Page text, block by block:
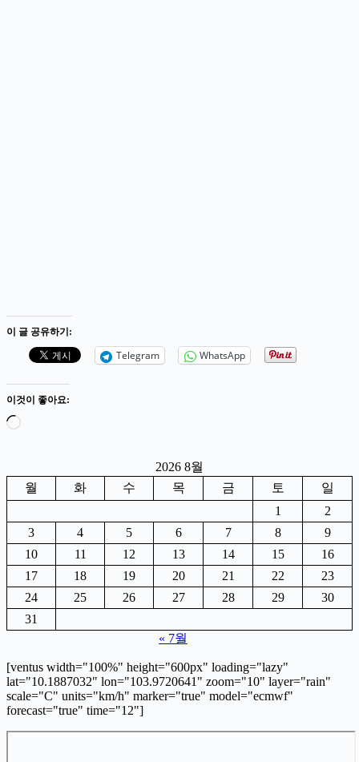
이 글 공유하기:
Telegram WhatsApp
이것이 좋아요:
로
2026 8월
월
화 수 목 금 토
일
1
2
3
4 5 6 7 8
9
10
11 12 13 14 15
16
17
18 19 20 21 22
23
24
25 26 27 28 29
30
31
« 7월
[ventus width="100%" height="600px" loading="lazy"
lat="10.1887032" lon="103.9720641" zoom="10" layer="rain"
scale="C" units="km/h" marker="true" model="ecmwf"
forecast="true" time="12"]